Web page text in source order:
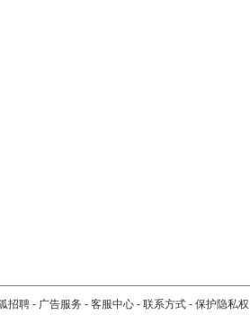
招聘 - 广告服务 - 客服中心 - 联系方式 - 保护隐私权